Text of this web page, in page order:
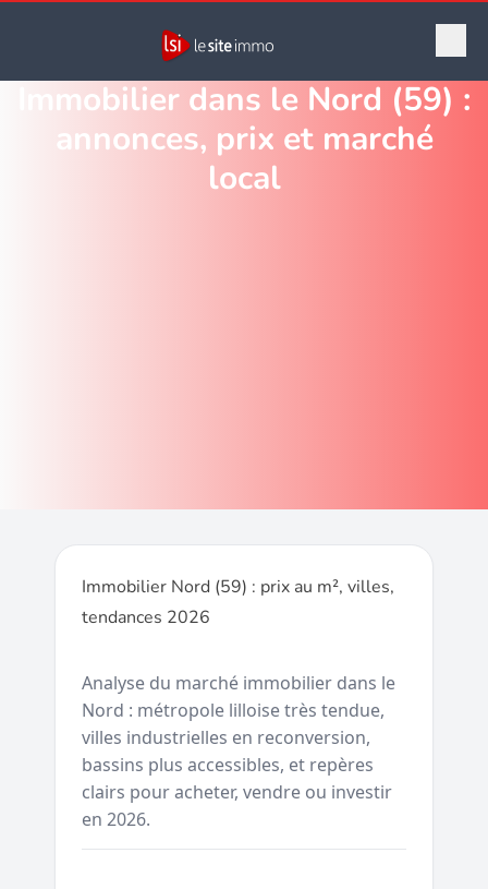
Immobilier dans le Nord (59) :
annonces, prix et marché
local
Immobilier Nord (59) : prix au m², villes,
tendances 2026
Analyse du marché immobilier dans le
Nord : métropole lilloise très tendue,
villes industrielles en reconversion,
bassins plus accessibles, et repères
clairs pour acheter, vendre ou investir
en 2026.